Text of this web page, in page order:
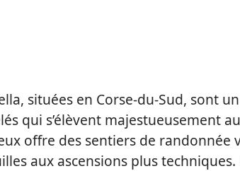
situées en Corse-du-Sud, sont
qui s’élèvent majestueusement
offre des sentiers de randonnée
aux ascensions plus